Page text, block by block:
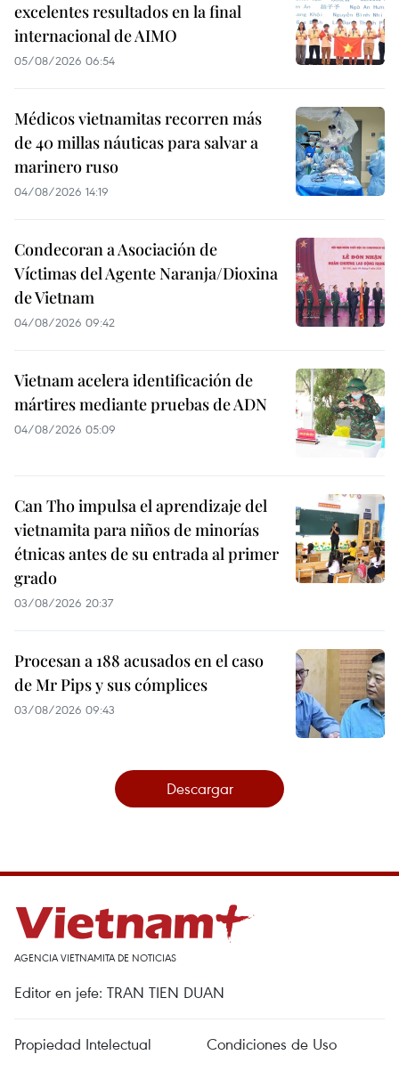
excelentes resultados en la final
internacional de AIMO
05/08/2026 06:54
Médicos vietnamitas recorren más
de 40 millas náuticas para salvar a
marinero ruso
04/08/2026 14:19
Condecoran a Asociación de
Víctimas del Agente Naranja/Dioxina
de Vietnam
04/08/2026 09:42
Vietnam acelera identificación de
mártires mediante pruebas de ADN
04/08/2026 05:09
Can Tho impulsa el aprendizaje del
vietnamita para niños de minorías
étnicas antes de su entrada al primer
grado
03/08/2026 20:37
Procesan a 188 acusados en el caso
de Mr Pips y sus cómplices
03/08/2026 09:43
Descargar
AGENCIA VIETNAMITA DE NOTICIAS
Editor en jefe: TRAN TIEN DUAN
Propiedad Intelectual
Condiciones de Uso